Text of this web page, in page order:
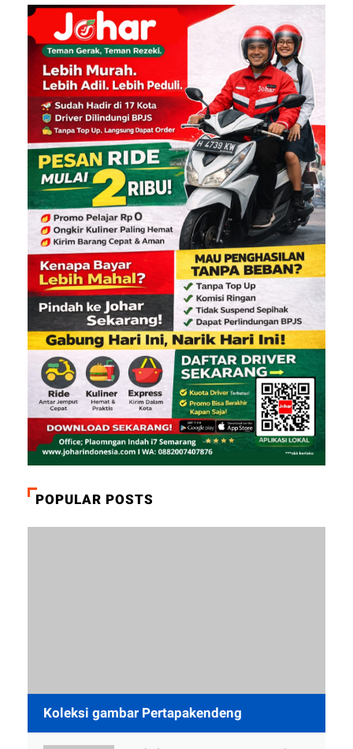
POPULAR POSTS
Koleksi gambar Pertapakendeng